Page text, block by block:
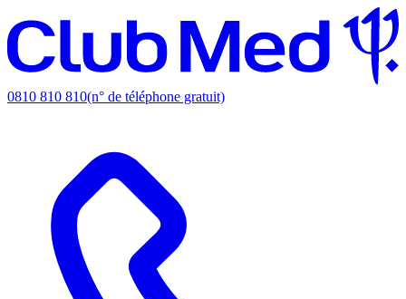
0810 810 810(n° de téléphone gratuit)